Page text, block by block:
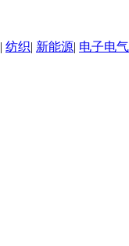
| 纺织| 新能源| 电子电气